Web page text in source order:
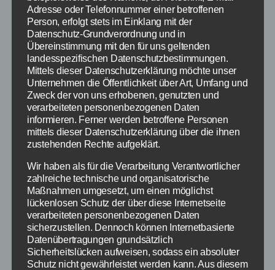
Angry Birds
Stella Pop:
Neuer Bubble
Shooter –
Bildquelle:
Rovio
Vor einiger Zeit brauchte Rovio
mit Angry Birds Stella ein
weiteres Spiel mit dem
klassischen Spielprinzip
heraus. Mit Angry Birds Stella
Pop geht man nun einen
anderen Weg, denn hierbei
handelt es sich um einen
Bubble Shooter mit bekannten
So ist Stella ebenso vertreten
wie die Schweine, die natürlich
einmal mehr auf der Seite des
Bösen stehen. Indem die Blasen zum Platzen
gebracht werden, sollen die Schweine
aufgehalten werden.
Adresse oder Telefonnummer einer betroffenen
Person, erfolgt stets im Einklang mit der
Datenschutz-Grundverordnung und in
Übereinstimmung mit den für uns geltenden
landesspezifischen Datenschutzbestimmungen.
Mittels dieser Datenschutzerklärung möchte unser
Unternehmen die Öffentlichkeit über Art, Umfang und
Zweck der von uns erhobenen, genutzten und
verarbeiteten personenbezogenen Daten
informieren. Ferner werden betroffene Personen
mittels dieser Datenschutzerklärung über die ihnen
zustehenden Rechte aufgeklärt.
Wir haben als für die Verarbeitung Verantwortlicher
zahlreiche technische und organisatorische
Maßnahmen umgesetzt, um einen möglichst
lückenlosen Schutz der über diese Internetseite
verarbeiteten personenbezogenen Daten
sicherzustellen. Dennoch können Internetbasierte
Datenübertragungen grundsätzlich
Sicherheitslücken aufweisen, sodass ein absoluter
Schutz nicht gewährleistet werden kann. Aus diesem